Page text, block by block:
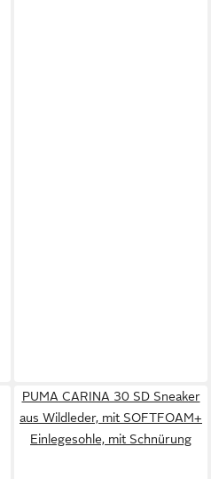
PUMA CARINA 30 SD Sneaker
aus Wildleder, mit SOFTFOAM+
Einlegesohle, mit Schnürung